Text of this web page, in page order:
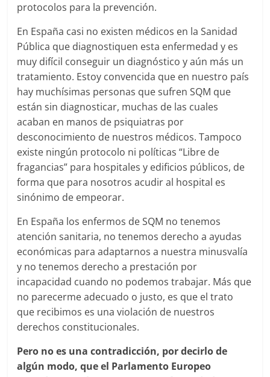
protocolos para la prevención.
En España casi no existen médicos en la Sanidad
Pública que diagnostiquen esta enfermedad y es
muy difícil conseguir un diagnóstico y aún más un
tratamiento. Estoy convencida que en nuestro país
hay muchísimas personas que sufren SQM que
están sin diagnosticar, muchas de las cuales
acaban en manos de psiquiatras por
desconocimiento de nuestros médicos. Tampoco
existe ningún protocolo ni políticas “Libre de
fragancias” para hospitales y edificios públicos, de
forma que para nosotros acudir al hospital es
sinónimo de empeorar.
En España los enfermos de SQM no tenemos
atención sanitaria, no tenemos derecho a ayudas
económicas para adaptarnos a nuestra minusvalía
y no tenemos derecho a prestación por
incapacidad cuando no podemos trabajar. Más que
no parecerme adecuado o justo, es que el trato
que recibimos es una violación de nuestros
derechos constitucionales.
Pero no es una contradicción, por decirlo de
algún modo, que el Parlamento Europeo